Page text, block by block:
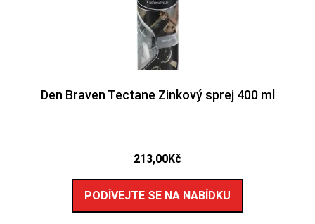
Den Braven Tectane Zinkový sprej 400 ml
213,00Kč
PODÍVEJTE SE NA NABÍDKU